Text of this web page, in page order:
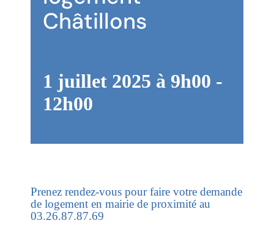
Châtillons
1 juillet 2025 à 9h00 -
12h00
Prenez rendez-vous pour faire votre demande
de logement en mairie de proximité au
03.26.87.87.69